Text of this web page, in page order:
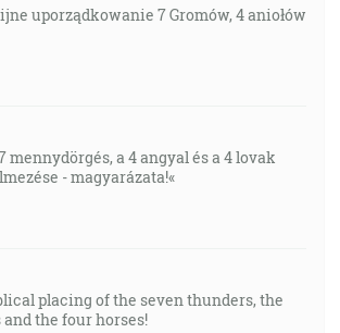
uporządkowanie 7 Gromów, 4 aniołów
mennydörgés, a 4 angyal és a 4 lovak
- magyarázata!«
placing of the seven thunders, the
the four horses!